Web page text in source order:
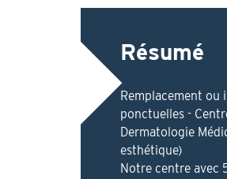
Résumé
Remplacement ou
ponctuelles -
Dermatologie
esthétique)
Notre centre avec